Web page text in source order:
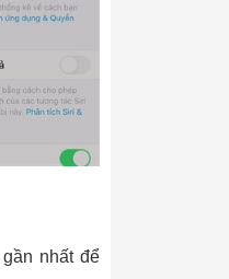
nhất để